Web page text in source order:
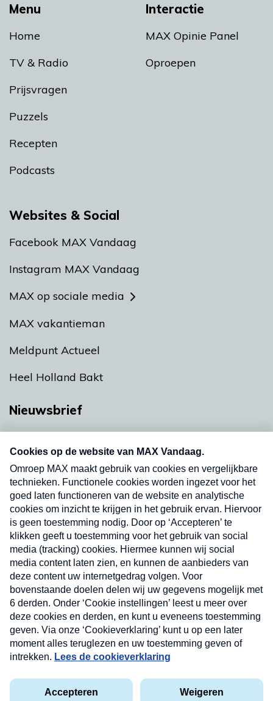
Menu
Home
TV & Radio
Prijsvragen
Puzzels
Recepten
Podcasts
Interactie
MAX Opinie Panel
Oproepen
Websites & Social
Facebook MAX Vandaag
Instagram MAX Vandaag
MAX op sociale media
MAX vakantieman
Meldpunt Actueel
Heel Holland Bakt
Nieuwsbrief
nieuwsbrief. Elke vrijdag- en dinsdagochtend in
uw mailbox.
Verzend
Privacyverklaring
Cookieverklaring
Nieuwsbrief
Neem hier een gratis abonnement op onze
nieuwsbrief. Elke vrijdag- en dinsdagochtend in uw